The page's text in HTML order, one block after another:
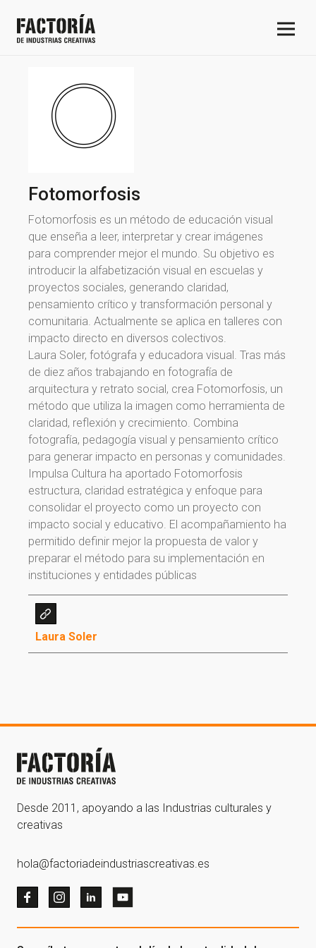
¡Gracias por suscribirte a
nuestra newsletter!
¡Gracias por suscribirte a nuestra newsletter!
Fotomorfosis
Fotomorfosis es un método de educación visual
que enseña a leer, interpretar y crear imágenes
para comprender mejor el mundo. Su objetivo es
introducir la alfabetización visual en escuelas y
proyectos sociales, generando claridad,
pensamiento crítico y transformación personal y
comunitaria. Actualmente se aplica en talleres con
impacto directo en diversos colectivos.
Laura Soler, fotógrafa y educadora visual. Tras más
de diez años trabajando en fotografía de
arquitectura y retrato social, crea Fotomorfosis, un
método que utiliza la imagen como herramienta de
claridad, reflexión y crecimiento. Combina
fotografía, pedagogía visual y pensamiento crítico
para generar impacto en personas y comunidades.
Impulsa Cultura ha aportado Fotomorfosis
estructura, claridad estratégica y enfoque para
consolidar el proyecto como un proyecto con
impacto social y educativo. El acompañamiento ha
permitido definir mejor la propuesta de valor y
preparar el método para su implementación en
instituciones y entidades públicas
Laura Soler
Desde 2011, apoyando a las Industrias culturales y
creativas
hola@factoriadeindustriascreativas.es